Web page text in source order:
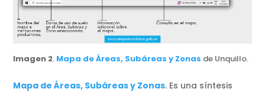
Imagen 2. Mapa de Áreas, Subáreas y Zonas de Unquillo.
Mapa de Áreas, Subáreas y Zonas. Es una síntesis